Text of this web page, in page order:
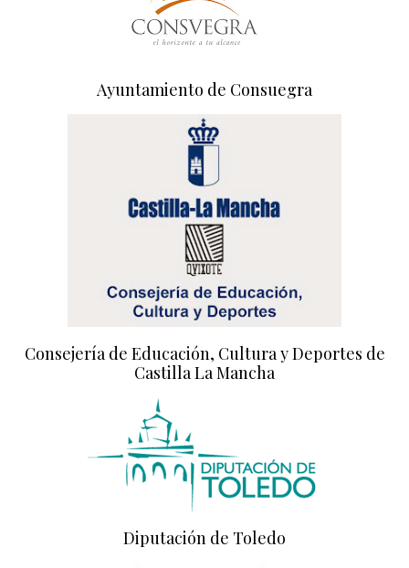
Ayuntamiento de Consuegra
Consejería de Educación, Cultura y Deportes de
Castilla La Mancha
Diputación de Toledo